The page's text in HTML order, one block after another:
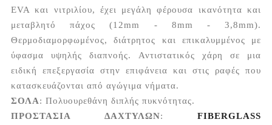
EVA και νιτριλίου, έχει μεγάλη φέρουσα ικανότητα και
μεταβλητό πάχος (12mm - 8mm - 3,8mm).
Θερμοδιαμορφωμένος, διάτρητος και επικαλυμμένος με
ύφασμα υψηλής διαπνοής. Αντιστατικός χάρη σε μια
ειδική επεξεργασία στην επιφάνεια και στις ραφές που
κατασκευάζονται από αγώγιμα νήματα.
ΣΟΛΑ: Πολυουρεθάνη διπλής πυκνότητας.
ΠΡΟΣΤΑΣΙΑ ΔΑΧΤΥΛΩΝ:FIBERGLASS